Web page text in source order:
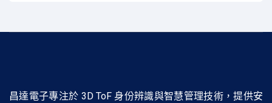
昌達電子專注於 3D ToF 身份辨識與智慧管理技術，提供安